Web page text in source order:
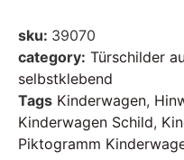
sku: 39070
category: Türschilder
selbstklebend
Tags Kinderwagen,
Kinderwagen Schild,
Piktogramm